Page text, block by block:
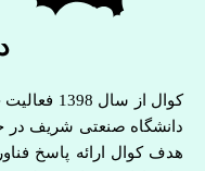
کوال از
دانشگاه صنعتی شریف در
هدف کوال ارائه پاسخ